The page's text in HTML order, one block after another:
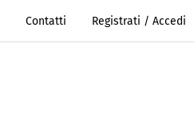
Contatti Registrati / Accedi